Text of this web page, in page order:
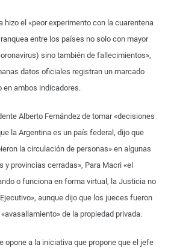
hizo el «peor experimento con la cuarentena
entre los países no solo con mayor
sino también de fallecimientos»,
datos oficiales registran un marcado
en ambos indicadores.
Alberto Fernández de tomar «decisiones
la Argentina es un país federal, dijo que
la circulación de personas» en algunas
y provincias cerradas», Para Macri «el
o funciona en forma virtual, la Justicia no
aunque dijo que los jueces fueron
de la propiedad privada.
opone a la iniciativa que propone que el jefe